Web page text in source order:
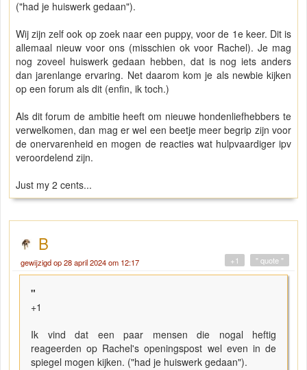
("had je huiswerk gedaan").
Wij zijn zelf ook op zoek naar een puppy, voor de 1e keer. Dit is
allemaal nieuw voor ons (misschien ok voor Rachel). Je mag
nog zoveel huiswerk gedaan hebben, dat is nog iets anders
dan jarenlange ervaring. Net daarom kom je als newbie kijken
op een forum als dit (enfin, ik toch.)
Als dit forum de ambitie heeft om nieuwe hondenliefhebbers te
verwelkomen, dan mag er wel een beetje meer begrip zijn voor
de onervarenheid en mogen de reacties wat hulpvaardiger ipv
veroordelend zijn.
Just my 2 cents...
B
gewijzigd op 28 april 2024 om 12:17 " quote "
+1
"
+1
Ik vind dat een paar mensen die nogal heftig
reageerden op Rachel's openingspost wel even in de
spiegel mogen kijken. ("had je huiswerk gedaan").